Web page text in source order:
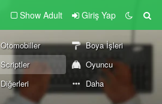
Show Adult Giriş Yap
Otomobiller
Boya İşleri
Scriptler
Oyuncu
Diğerleri Daha